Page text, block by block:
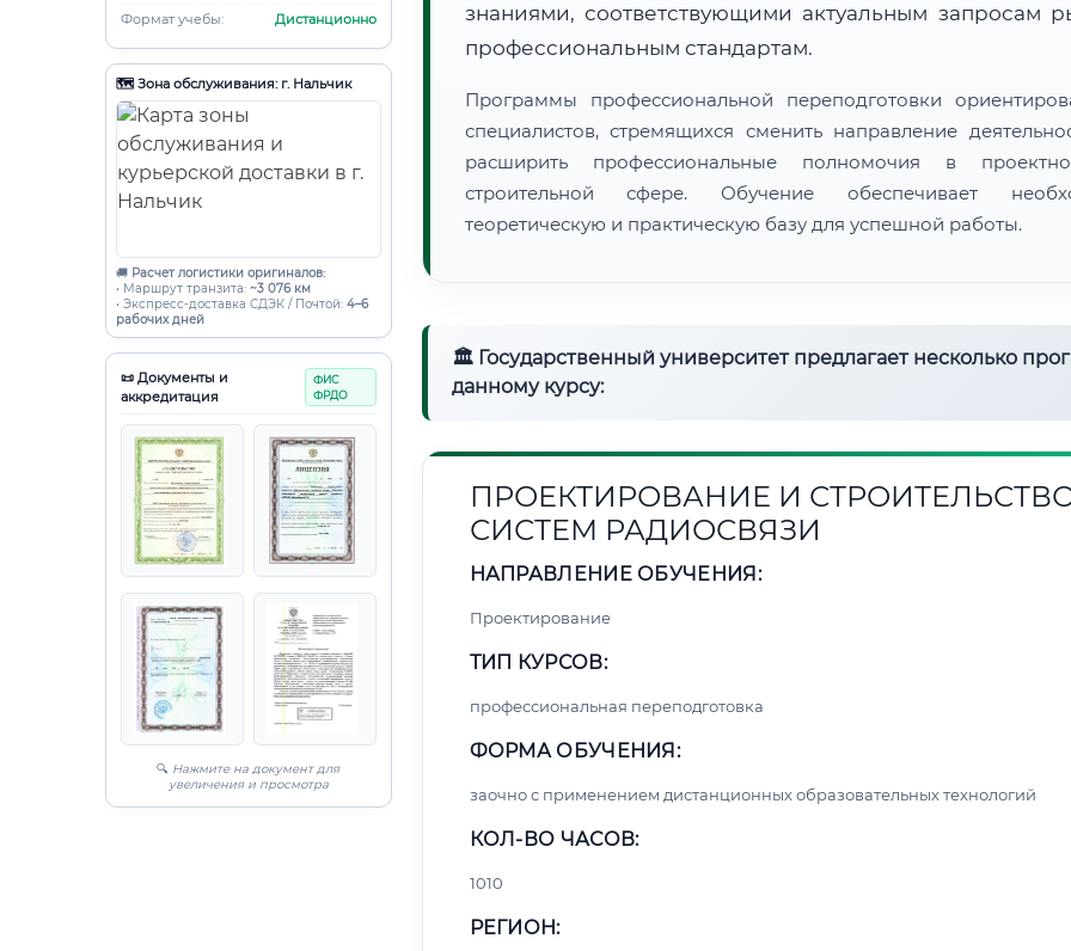
Формат учебы:
Дистанционно
🗺️ Зона обслуживания: г. Нальчик
🚚 Расчет логистики оригиналов:
• Маршрут транзита: ~3 076 км
• Экспресс-доставка СДЭК / Почтой: 4–6
рабочих дней
📜 Документы и
аккредитация
ФИС
ФРДО
🔍 Нажмите на документ для
увеличения и просмотра
знаниями, соответствующими актуальным запросам
профессиональным стандартам.
Программы профессиональной переподготовки
специалистов, стремящихся сменить направление
расширить профессиональные полномочия в
строительной сфере. Обучение обеспечивает
теоретическую и практическую базу для успешной работы.
🏛 Государственный университет предлагает несколько
данному курсу:
ПРОЕКТИРОВАНИЕ И
СИСТЕМ РАДИОСВЯЗИ
НАПРАВЛЕНИЕ ОБУЧЕНИЯ:
Проектирование
ТИП КУРСОВ:
профессиональная переподготовка
ФОРМА ОБУЧЕНИЯ:
заочно с применением дистанционных образовательных технологий
КОЛ-ВО ЧАСОВ:
1010
РЕГИОН: